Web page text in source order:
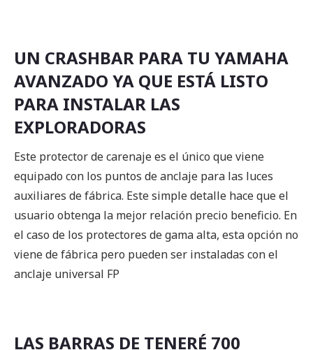
UN CRASHBAR PARA TU YAMAHA
AVANZADO YA QUE ESTÁ LISTO
PARA INSTALAR LAS
EXPLORADORAS
Este protector de carenaje es el único que viene
equipado con los puntos de anclaje para las luces
auxiliares de fábrica. Este simple detalle hace que el
usuario obtenga la mejor relación precio beneficio. En
el caso de los protectores de gama alta, esta opción no
viene de fábrica pero pueden ser instaladas con el
anclaje universal FP
LAS BARRAS DE TENERÉ 700